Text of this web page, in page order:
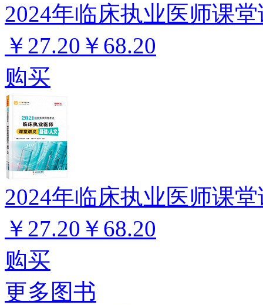
2024年临床执业医师课
￥27.20 ￥68.20
购买
2024年临床执业医师课
￥27.20 ￥68.20
购买
更多图书